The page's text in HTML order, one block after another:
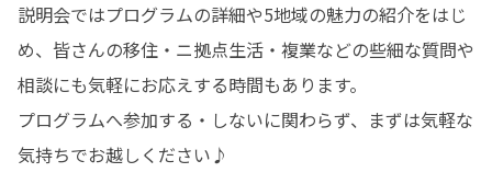
説明会ではプログラムの詳細や5地域の魅力の紹介をはじ
め、皆さんの移住・ニ拠点生活・複業などの些細な質問や
相談にも気軽にお応えする時間もあります。
プログラムへ参加する・しないに関わらず、まずは気軽な
気持ちでお越しください♪